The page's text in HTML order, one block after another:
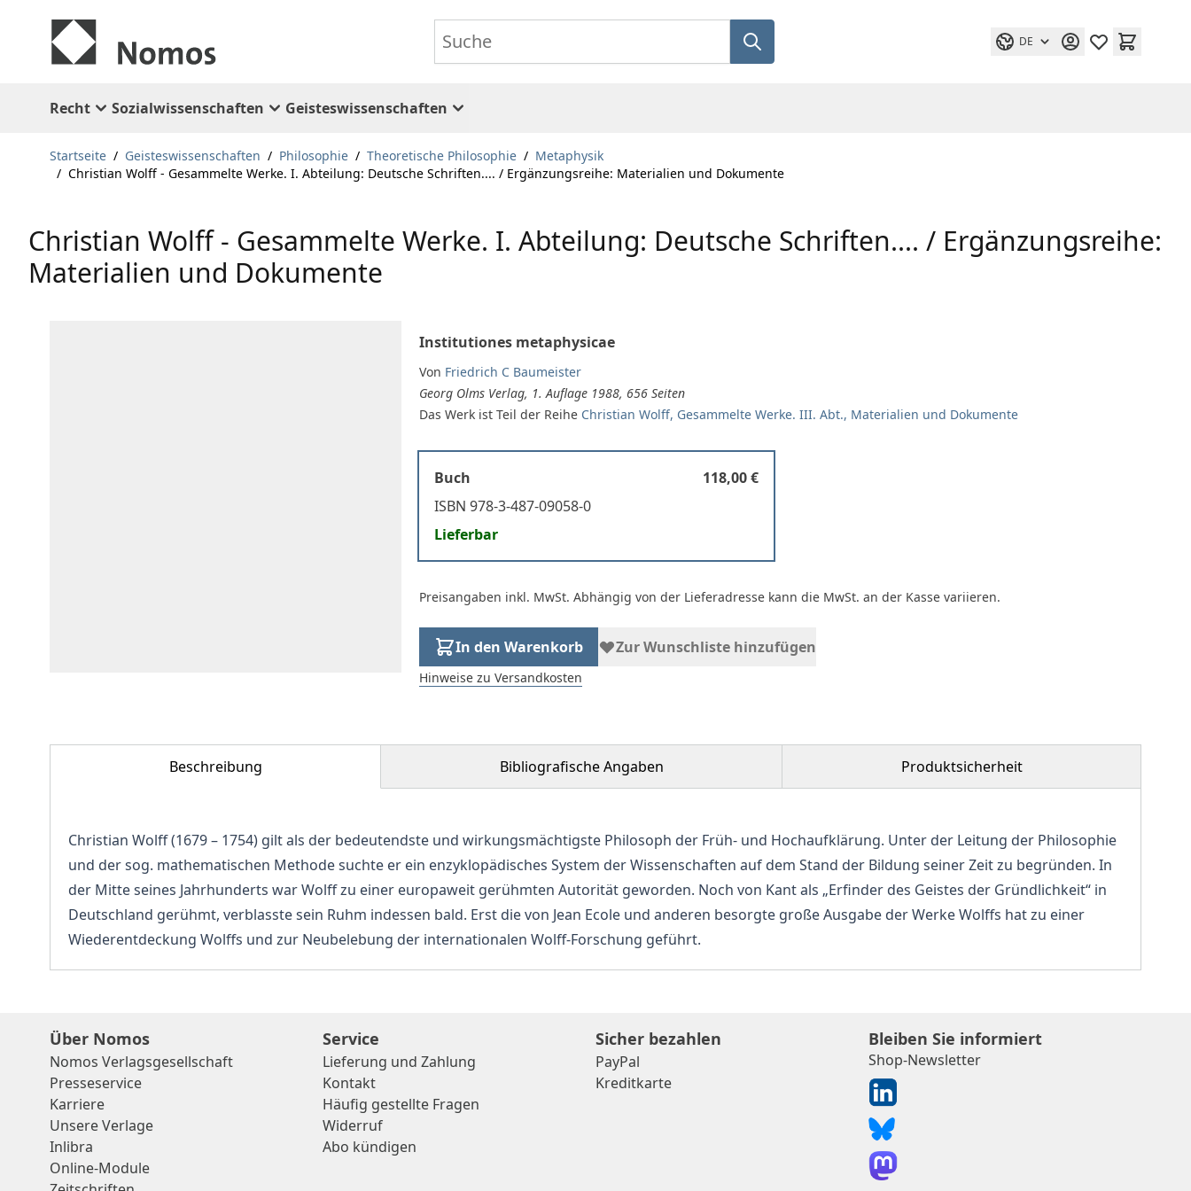
DE
Recht Sozialwissenschaften Geisteswissenschaften
Startseite / Geisteswissenschaften / Philosophie / Theoretische Philosophie / Metaphysik
/ Christian Wolff - Gesammelte Werke. I. Abteilung: Deutsche Schriften.... / Ergänzungsreihe: Materialien und Dokumente
Christian Wolff - Gesammelte Werke. I. Abteilung: Deutsche Schriften.... / Ergänzungsreihe:
Materialien und Dokumente
Institutiones metaphysicae
Von Friedrich C Baumeister
Georg Olms Verlag, 1. Auflage 1988, 656 Seiten
Das Werk ist Teil der Reihe Christian Wolff, Gesammelte Werke. III. Abt., Materialien und Dokumente
Buch
118,00 €
ISBN 978-3-487-09058-0
Lieferbar
Preisangaben inkl. MwSt. Abhängig von der Lieferadresse kann die MwSt. an der Kasse variieren.
In den Warenkorb Zur Wunschliste hinzufügen
Hinweise zu Versandkosten
Beschreibung Bibliografische Angaben Produktsicherheit
Christian Wolff (1679 – 1754) gilt als der bedeutendste und wirkungsmächtigste Philosoph der Früh- und Hochaufklärung. Unter der Leitung der Philosophie
und der sog. mathematischen Methode suchte er ein enzyklopädisches System der Wissenschaften auf dem Stand der Bildung seiner Zeit zu begründen. In
der Mitte seines Jahrhunderts war Wolff zu einer europaweit gerühmten Autorität geworden. Noch von Kant als „Erfinder des Geistes der Gründlichkeit“ in
Deutschland gerühmt, verblasste sein Ruhm indessen bald. Erst die von Jean Ecole und anderen besorgte große Ausgabe der Werke Wolffs hat zu einer
Wiederentdeckung Wolffs und zur Neubelebung der internationalen Wolff-Forschung geführt.
Über Nomos
Nomos Verlagsgesellschaft
Presseservice
Karriere
Unsere Verlage
Inlibra
Online-Module
Service
Lieferung und Zahlung
Kontakt
Häufig gestellte Fragen
Widerruf
Abo kündigen
Sicher bezahlen
PayPal
Kreditkarte
Bleiben Sie informiert
Shop-Newsletter